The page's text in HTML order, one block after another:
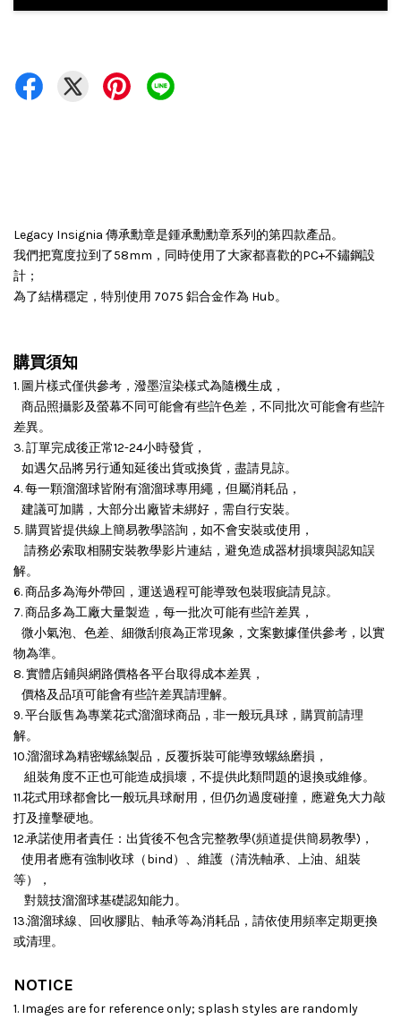
Legacy Insignia 傳承勳章是鍾承勳勳章系列的第四款產品。
我們把寬度拉到了58mm，同時使用了大家都喜歡的PC+不鏽鋼設
計；
為了結構穩定，特別使用 7075 鋁合金作為 Hub。
購買須知
1. 圖片樣式僅供參考，潑墨渲染樣式為隨機生成，
商品照攝影及螢幕不同可能會有些許色差，不同批次可能會有些許
差異。
3. 訂單完成後正常12-24小時發貨，
如遇欠品將另行通知延後出貨或換貨，盡請見諒。
4. 每一顆溜溜球皆附有溜溜球專用繩，但屬消耗品，
建議可加購，大部分出廠皆未綁好，需自行安裝。
5. 購買皆提供線上簡易教學諮詢，如不會安裝或使用，
請務必索取相關安裝教學影片連結，避免造成器材損壞與認知誤
解。
6. 商品多為海外帶回，運送過程可能導致包裝瑕疵請見諒。
7. 商品多為工廠大量製造，每一批次可能有些許差異，
微小氣泡、色差、細微刮痕為正常現象，文案數據僅供參考，以實
物為準。
8. 實體店鋪與網路價格各平台取得成本差異，
價格及品項可能會有些許差異請理解。
9. 平台販售為專業花式溜溜球商品，非一般玩具球，購買前請理
解。
10.溜溜球為精密螺絲製品，反覆拆裝可能導致螺絲磨損，
組裝角度不正也可能造成損壞， 不提供此類問題的退換或維修。
11.花式用球都會比一般玩具球耐用，但仍勿過度碰撞，應避免大力敲
打及撞擊硬地。
12.承諾使用者責任：出貨後不包含完整教學(頻道提供簡易教學)，
使用者應有強制收球（bind）、維護（清洗軸承、上油、組裝
等），
對競技溜溜球基礎認知能力。
13.溜溜球線、回收膠貼、軸承等為消耗品，請依使用頻率定期更換
或清理。
NOTICE
1. Images are for reference only; splash styles are randomly